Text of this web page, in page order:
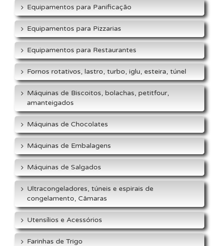
Equipamentos para Panificação
Equipamentos para Pizzarias
Equipamentos para Restaurantes
Fornos rotativos, lastro, turbo, iglu, esteira, túnel
Máquinas de Biscoitos, bolachas, petitfour,
amanteigados
Máquinas de Chocolates
Máquinas de Embalagens
Máquinas de Salgados
Ultracongeladores, túneis e espirais de
congelamento, Câmaras
Utensílios e Acessórios
Farinhas de Trigo